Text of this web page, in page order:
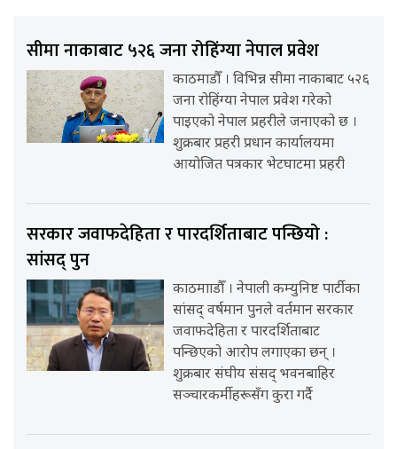
सीमा नाकाबाट ५२६ जना रोहिंग्या नेपाल प्रवेश
काठमाडौँ । विभिन्न सीमा नाकाबाट ५२६
जना रोहिंग्या नेपाल प्रवेश गरेको
पाइएको नेपाल प्रहरीले जनाएको छ ।
शुक्रबार प्रहरी प्रधान कार्यालयमा
आयोजित पत्रकार भेटघाटमा प्रहरी
सरकार जवाफदेहिता र पारदर्शिताबाट पन्छियो :
सांसद् पुन
काठमााडौँ । नेपाली कम्युनिष्ट पार्टीका
सांसद् वर्षमान पुनले वर्तमान सरकार
जवाफदेहिता र पारदर्शिताबाट
पन्छिएको आरोप लगाएका छन् ।
शुक्रबार संघीय संसद् भवनबाहिर
सञ्चारकर्मीहरूसँग कुरा गर्दै